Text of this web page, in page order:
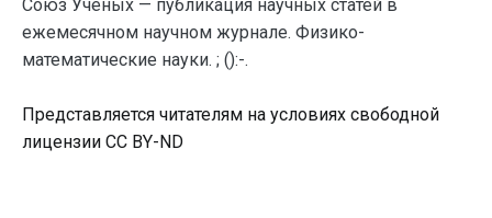
Союз Ученых — публикация научных статей в
ежемесячном научном журнале. Физико-
математические науки. ; ():-.
Представляется читателям на условиях свободной
лицензии CC BY-ND